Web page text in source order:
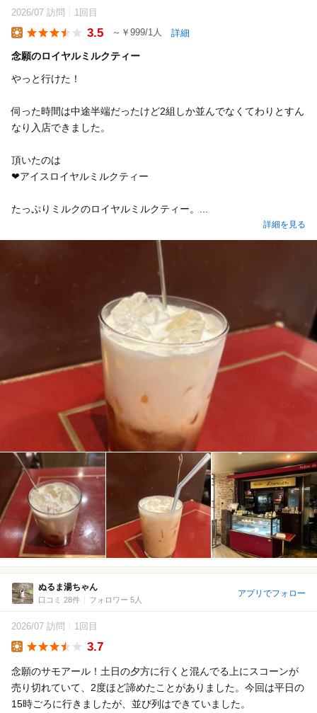
2026/07 訪問 1回目
3.5 ～￥999/1人 詳細
念願のロイヤルミルクティー
やっと行けた！
伺った時間は中途半端だったけど2組しか並んでなくてわりとすん
なり入店できました。
頂いたのは
❤︎アイスロイヤルミルクティー
たっぷりミルクのロイヤルミルクティー。...
詳細を見る
ぬるま湯ちゃん
口コミ 28件 フォロワー 5人
アプリでフォロー
2026/07 訪問 1回目
3.7
念願のサモアール！土日の夕方に行くと混んでる上にスコーンが
売り切れていて、2度ほど諦めたことがありました。今回は平日の
15時ごろに行きましたが、並び列はできていました。